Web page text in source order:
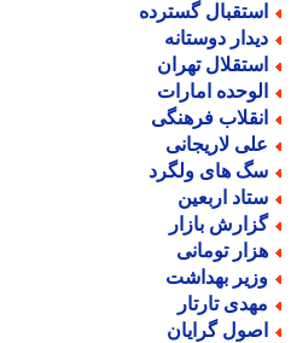
گسترده
دوستانه
تهران
امارات
فرهنگی
لاریجانی
های ولگرد
اربعین
بازار
تومانی
بهداشت
تارتار
گرایان